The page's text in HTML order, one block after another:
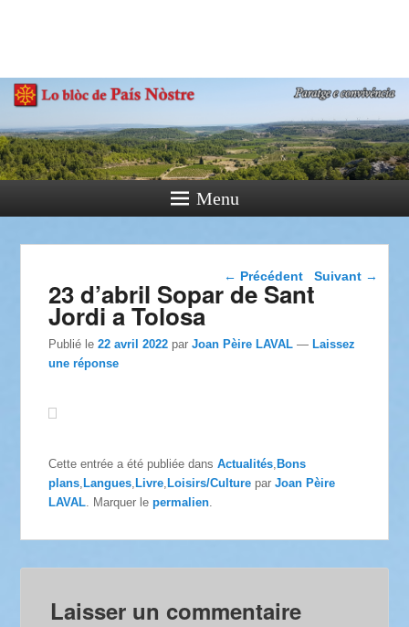
Paratge e Convivència
Menu
Navigation dans les
← Précédent Suivant →
23 d’abril Sopar de Sant
Jordi a Tolosa
Publié le22 avril 2022 parJoan Pèire LAVAL —Laissez
une réponse
Cette entrée a été publiée dansActualités Bons
plans Langues Livre Loisirs/Culture parJoan Pèire
LAVAL . Marquer lepermalien
Laisser un commentaire